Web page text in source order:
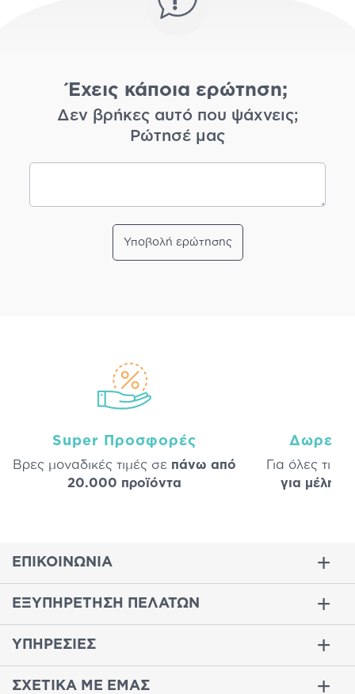
Έχεις κάποια ερώτηση;
Δεν βρήκες αυτό που ψάχνεις;
Ρώτησέ μας
Υποβολή ερώτησης
Super Προσφορές
Βρες μοναδικές τιμές σε πάνω από
20.000 προϊόντα
Δωρεάν
Για όλες τις
για μέλη
ΕΠΙΚΟΙΝΩΝΙΑ
ΕΞΥΠΗΡΕΤΗΣΗ ΠΕΛΑΤΩΝ
ΥΠΗΡΕΣΙΕΣ
ΣΧΕΤΙΚΑ ΜΕ ΕΜΑΣ